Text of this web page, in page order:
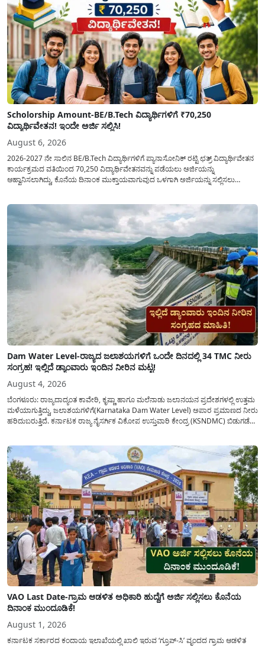
Scholorship Amount-BE/B.Tech ವಿದ್ಯಾರ್ಥಿಗಳಿಗೆ ₹70,250
ವಿದ್ಯಾರ್ಥಿವೇತನ! ಇಂದೇ ಅರ್ಜಿ ಸಲ್ಲಿಸಿ!
August 6, 2026
2026-2027 ನೇ ಸಾಲಿನ BE/B.Tech ವಿದ್ಯಾರ್ಥಿಗಳಿಗೆ ಪ್ಯಾನಾಸೋನಿಕ್ ರಟ್ಟಿ ಛತ್ರ್ ವಿದ್ಯಾರ್ಥಿವೇತನ
ಕಾರ್ಯಕ್ರಮದ ವತಿಯಿಂದ 70,250 ವಿದ್ಯಾರ್ಥಿವೇತನವನ್ನು ಪಡೆಯಲು ಅರ್ಜಿಯನ್ನು
ಆಹ್ವಾನಿಸಲಾಗಿದ್ದು, ಕೊನೆಯ ದಿನಾಂಕ ಮುಕ್ತಾಯವಾಗುವುದ ಒಳಗಾಗಿ ಅರ್ಜಿಯನ್ನು ಸಲ್ಲಿಸಲು
ಜಾರಿಗೆ...
Dam Water Level-ರಾಜ್ಯದ ಜಲಾಶಯಗಳಿಗೆ ಒಂದೇ ದಿನದಲ್ಲಿ 34 TMC ನೀರು
ಸಂಗ್ರಹ! ಇಲ್ಲಿದೆ ಡ್ಯಾಂವಾರು ಇಂದಿನ ನೀರಿನ ಮಟ್ಟ!
August 4, 2026
ಬೆಂಗಳೂರು: ರಾಜ್ಯದಾದ್ಯಂತ ಕಾವೇರಿ, ಕೃಷ್ಣಾ ಹಾಗೂ ಮಲೆನಾಡು ಜಲಾನಯನ ಪ್ರದೇಶಗಳಲ್ಲಿ ಉತ್ತಮ
ಮಳೆಯಾಗುತ್ತಿದ್ದು, ಜಲಾಶಯಗಳಿಗೆ(Karnataka Dam Water Level) ಅಪಾರ ಪ್ರಮಾಣದ ನೀರು
ಹರಿದುಬರುತ್ತಿದೆ. ಕರ್ನಾಟಕ ರಾಜ್ಯ ನೈಸರ್ಗಿಕ ವಿಕೋಪ ಉಸ್ತುವಾರಿ ಕೇಂದ್ರ (KSNDMC) ಬಿಡುಗಡೆ
VAO Last Date-ಗ್ರಾಮ ಆಡಳಿತ ಅಧಿಕಾರಿ ಹುದ್ದೆಗೆ ಅರ್ಜಿ ಸಲ್ಲಿಸಲು ಕೊನೆಯ
ದಿನಾಂಕ ಮುಂದೂಡಿಕೆ!
August 1, 2026
ಕರ್ನಾಟಕ ಸರ್ಕಾರದ ಕಂದಾಯ ಇಲಾಖೆಯಲ್ಲಿ ಖಾಲಿ ಇರುವ ‘ಗ್ರೂಪ್-ಸಿ’ ವೃಂದದ ಗ್ರಾಮ ಆಡಳಿತ